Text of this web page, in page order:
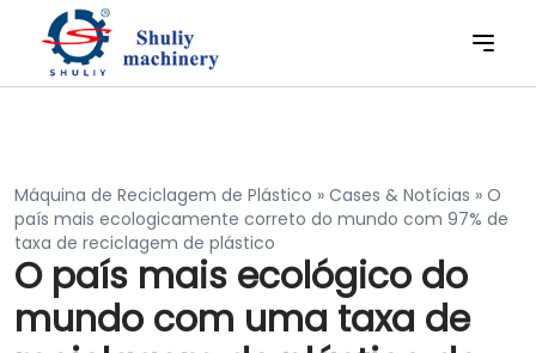
Máquina de Reciclagem de Plástico » Cases & Notícias » O
país mais ecologicamente correto do mundo com 97% de
taxa de reciclagem de plástico
O país mais ecológico do
mundo com uma taxa de